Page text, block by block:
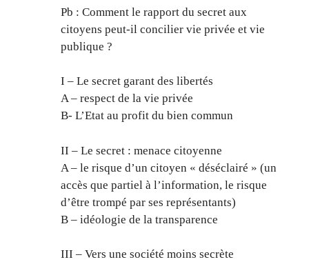
Pb : Comment le rapport du secret aux
citoyens peut-il concilier vie privée et vie
publique ?
I – Le secret garant des libertés
A – respect de la vie privée
B- L’Etat au profit du bien commun
II – Le secret : menace citoyenne
A – le risque d’un citoyen « déséclairé » (un
accès que partiel à l’information, le risque
d’être trompé par ses représentants)
B – idéologie de la transparence
III – Vers une société moins secrète